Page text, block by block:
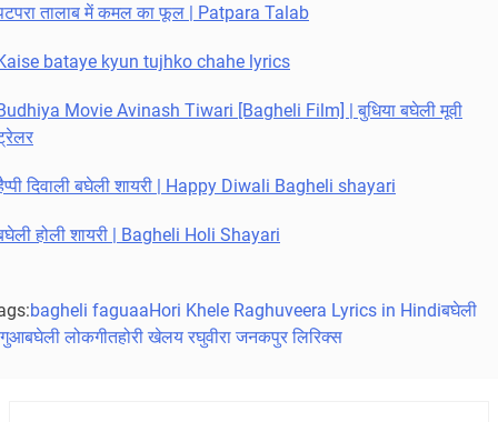
तालाब में कमल का फूल | Patpara Talab
bataye kyun tujhko chahe lyrics
Movie Avinash Tiwari [Bagheli Film] | बुधिया बघेली मूवी
दिवाली बघेली शायरी | Happy Diwali Bagheli shayari
होली शायरी | Bagheli Holi Shayari
bagheli faguaaHori Khele Raghuveera Lyrics in Hindiबघेली
बघेली लोकगीतहोरी खेलय रघुवीरा जनकपुर लिरिक्स